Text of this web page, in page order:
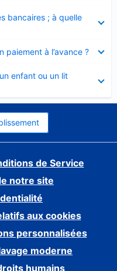
bancaires ; à quelle
paiement à l’avance ?
enfant ou un lit
de Service
notre site
aux cookies
personnalisées
moderne
humains